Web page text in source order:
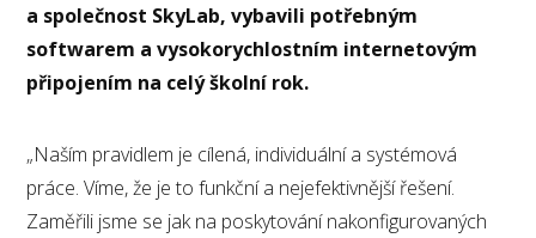
a společnost SkyLab, vybavili potřebným
softwarem a vysokorychlostním internetovým
připojením na celý školní rok.
„Naším pravidlem je cílená, individuální a systémová
práce. Víme, že je to funkční a nejefektivnější řešení.
Zaměřili jsme se jak na poskytování nakonfigurovaných